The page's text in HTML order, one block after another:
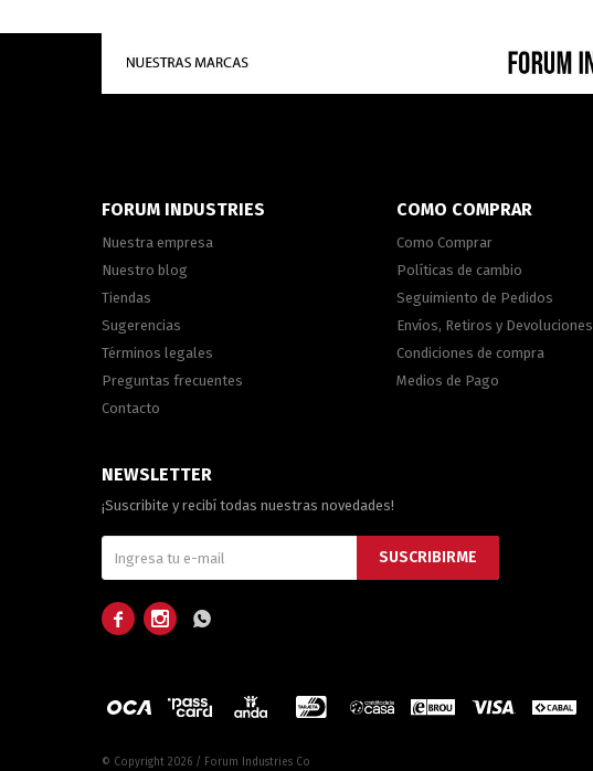
FORUM INDUSTRIES
Nuestra empresa
Nuestro blog
Tiendas
Sugerencias
Términos legales
Preguntas frecuentes
Contacto
COMO COMPRAR
Como Comprar
Políticas de cambio
Seguimiento de Pedidos
Envíos, Retiros y Devoluciones
Condiciones de compra
Medios de Pago
NEWSLETTER
¡Suscribite y recibí todas nuestras novedades!
SUSCRIBIRME
  
© Copyright 2026 / Forum Industries Co